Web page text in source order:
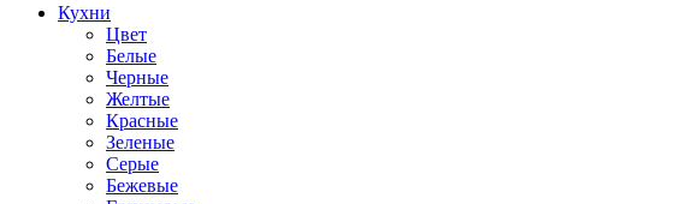
Кухни
Цвет
Белые
Черные
Желтые
Красные
Зеленые
Серые
Бежевые